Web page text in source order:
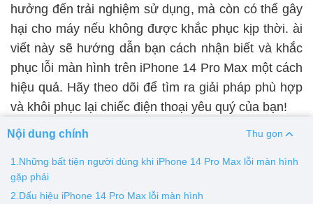
Màn hình Vsmart Màn hình Google Pixel
Thay pin
Pin iPhone Pin Samsumg Pin Oppo Pin Xiaomi
Thay vỏ
Vỏ iPhone
hưởng đến trải nghiệm sử dụng, mà còn có thể gây
hại cho máy nếu không được khắc phục kịp thời. ài
viết này sẽ hướng dẫn bạn cách nhận biết và khắc
phục lỗi màn hình trên iPhone 14 Pro Max một cách
hiệu quả. Hãy theo dõi để tìm ra giải pháp phù hợp
và khôi phục lại chiếc điện thoại yêu quý của bạn!
Nội dung chính Thu gọn
1.Những bất tiện người dùng khi iPhone 14 Pro Max lỗi màn hình
gặp phải
2.Dấu hiệu iPhone 14 Pro Max lỗi màn hình